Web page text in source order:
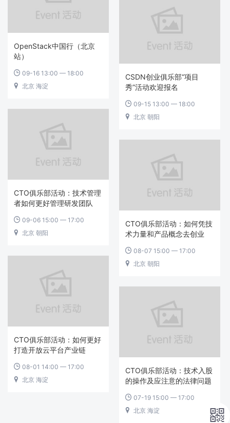
OpenStack中国行（北京
站）
 09-16 13:00 — 18:00
 北京 海淀
CSDN创业俱乐部“项目
秀”活动欢迎报名
 09-15 13:00 — 18:00
 北京 朝阳
CTO俱乐部活动：技术管理
者如何更好管理研发团队
 09-06 15:00 — 17:00
 北京 朝阳
CTO俱乐部活动：如何凭技
术力量和产品概念去创业
 08-07 15:00 — 17:00
 北京 朝阳
CTO俱乐部活动：如何更好
打造开放云平台产业链
 08-01 14:00 — 17:00
 北京 海淀
CTO俱乐部活动：技术入股
的操作及应注意的法律问题
 07-19 15:00 — 17:00
 北京 海淀 